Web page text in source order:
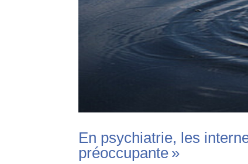
En psychiatrie, les
préoccupante »